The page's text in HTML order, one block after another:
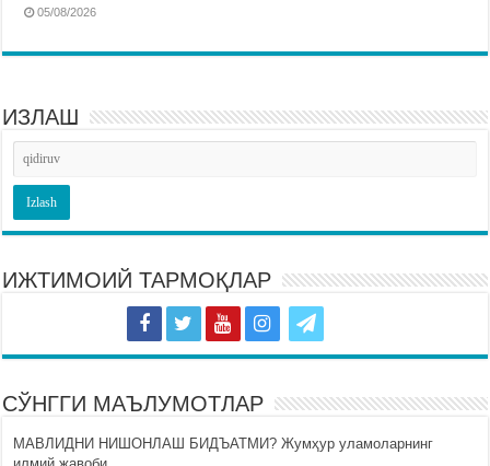
05/08/2026
ИЗЛАШ
ИЖТИМОИЙ ТАРМОҚЛАР
СЎНГГИ МАЪЛУМОТЛАР
МАВЛИДНИ НИШОНЛАШ БИДЪАТМИ? Жумҳур уламоларнинг